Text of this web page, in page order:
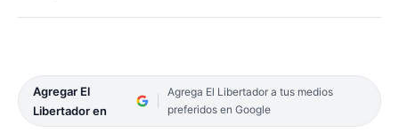
Agregar El
Libertador en
Agrega El Libertador a tus medios
preferidos en Google